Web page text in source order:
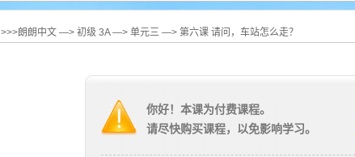
>>>朗朗中文 —> 初级 3A —> 单元三 —> 第六课 请问，车站怎么走？
你好！本课为付费课程。
请尽快购买课程，以免影响学习。